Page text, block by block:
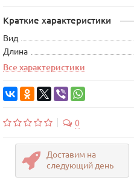
Краткие характеристики
Вид
Длина
Все характеристики
0
Доставим на
следующий день